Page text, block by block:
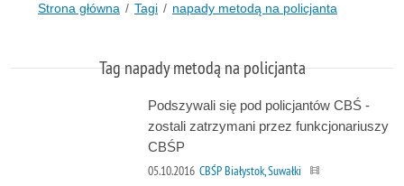
Strona główna Tagi napady metodą na policjanta
Tag napady metodą na policjanta
Podszywali się pod policjantów CBŚ -
zostali zatrzymani przez funkcjonariuszy
CBŚP
05.10.2016 CBŚP Białystok, Suwałki